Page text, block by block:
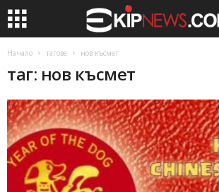
Начало тагове нов късмет
таг: нов късмет